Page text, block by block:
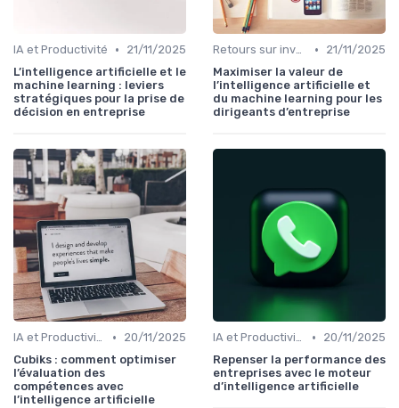
IA et Productivité •
21/11/2025
L’intelligence artificielle et le
machine learning : leviers
stratégiques pour la prise de
décision en entreprise
Retours sur investissement de l'IA •
21/11/2025
Maximiser la valeur de
l’intelligence artificielle et
du machine learning pour les
dirigeants d’entreprise
IA et Productivité •
20/11/2025
Cubiks : comment optimiser
l’évaluation des
compétences avec
l’intelligence artificielle
IA et Productivité •
20/11/2025
Repenser la performance des
entreprises avec le moteur
d’intelligence artificielle